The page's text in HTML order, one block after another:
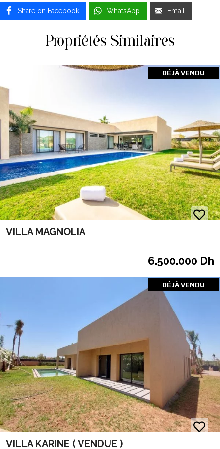
Share on Facebook WhatsApp Email
Propriétés Similaires
DÉJÀ VENDU
VILLA MAGNOLIA
6.500.000 Dh
DÉJÀ VENDU
VILLA KARINE ( VENDUE )